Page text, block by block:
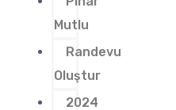
Mutlu
Randevu
Oluştur
2024